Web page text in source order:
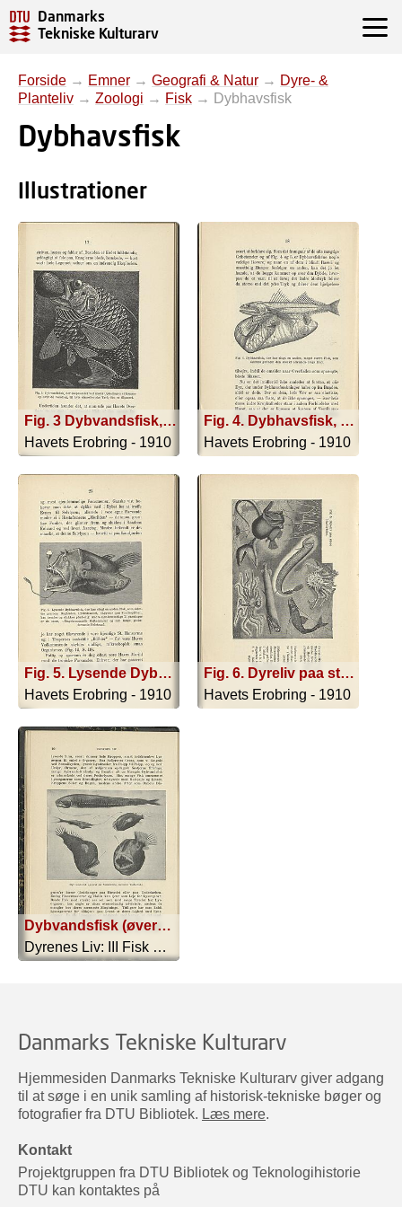
Danmarks
Tekniske Kulturarv
Forside → Emner → Geografi & Natur → Dyre- &
Planteliv → Zoologi → Fisk → Dybhavsfisk
Dybhavsfisk
Illustrationer
Fig. 3 Dybvandsfisk, der eksploderer ved under Ophalingen at komme op over de Vandlag, til hvis atmosfæriske Tryk den er tilpasset.
Havets Erobring - 1910
Fig. 4. Dybhavsfisk, der har slugt en anden, meget større Fisk, som skimtes gennem den stærkt udvidede Bugs Hud.
Havets Erobring - 1910
Fig. 5. Lysende Dybhavsfisk, der har slugt en anden Fisk, som skimtes gennem Bughuden. Lysredskabet, »Lygten« paa Snudespidsen, kan tændes og slukkes pludselig. Andre ejendommelige Tilpasninger er de store, tilbagekrummede Gribetænder og den lange, piskeformede Føletraad
Havets Erobring - 1910
Fig. 6. Dyreliv paa store Havdybder
Havets Erobring - 1910
Dybvandsfisk (øverst en Stomiatide, neders Tudsefisk).
Dyrenes Liv: III Fisk Og Hvirvelløse ... - 1907
Danmarks Tekniske Kulturarv
Hjemmesiden Danmarks Tekniske Kulturarv giver adgang
til at søge i en unik samling af historisk-tekniske bøger og
fotografier fra DTU Bibliotek. Læs mere.
Kontakt
Projektgruppen fra DTU Bibliotek og Teknologihistorie
DTU kan kontaktes på